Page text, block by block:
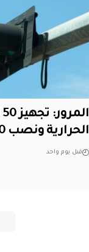
الحرارية ونصب 20 راداراً في بغداد
قبل يوم واحد